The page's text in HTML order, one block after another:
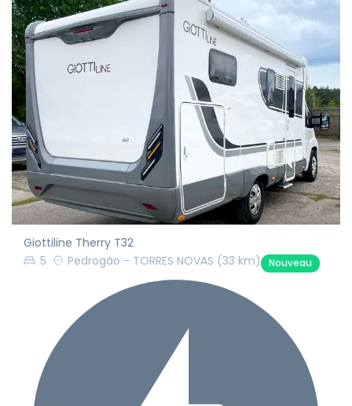
Giottiline Therry T32
5
Pedrogão - TORRES NOVAS (33 km) Nouveau